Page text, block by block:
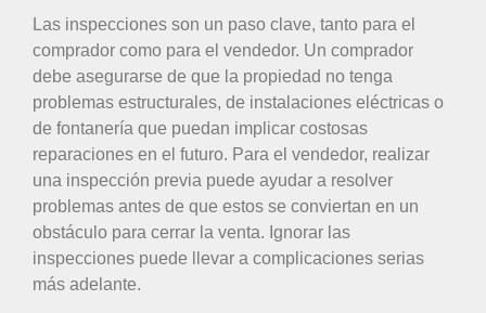
Las inspecciones son un paso clave, tanto para el
comprador como para el vendedor. Un comprador
debe asegurarse de que la propiedad no tenga
problemas estructurales, de instalaciones eléctricas o
de fontanería que puedan implicar costosas
reparaciones en el futuro. Para el vendedor, realizar
una inspección previa puede ayudar a resolver
problemas antes de que estos se conviertan en un
obstáculo para cerrar la venta. Ignorar las
inspecciones puede llevar a complicaciones serias
más adelante.